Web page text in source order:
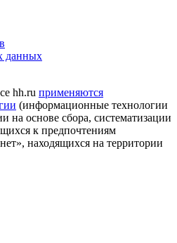
данных
hh.ru применяются
(информационные технологии
на основе сбора, систематизации
к предпочтениям
находящихся на территории